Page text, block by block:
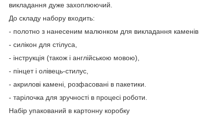
викладання дуже захоплюючий.
До складу набору входить:
- полотно з нанесеним малюнком для викладання каменів
- силікон для стілуса,
- інструкція (також і англійською мовою),
- пінцет і олівець-стилус,
- акрилові камені, розфасовані в пакетики.
- тарілочка для зручності в процесі роботи.
Набір упакований в картонну коробку